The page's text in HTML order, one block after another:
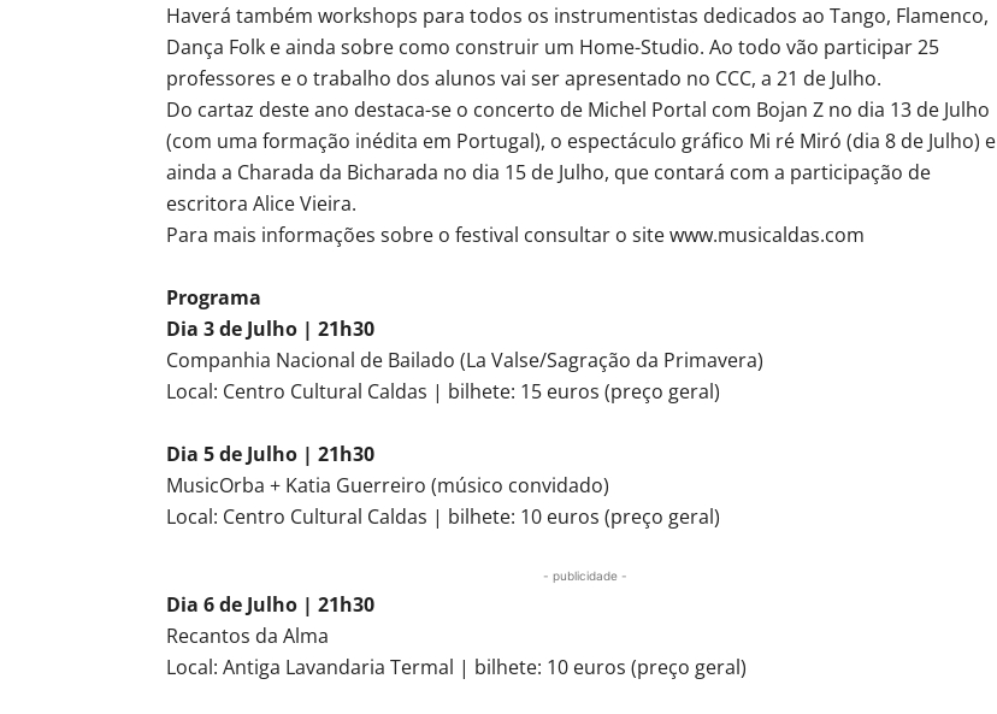
Haverá também workshops para todos os instrumentistas dedicados ao Tango, Flamenco,
Dança Folk e ainda sobre como construir um Home-Studio. Ao todo vão participar 25
professores e o trabalho dos alunos vai ser apresentado no CCC, a 21 de Julho.
Do cartaz deste ano destaca-se o concerto de Michel Portal com Bojan Z no dia 13 de Julho
(com uma formação inédita em Portugal), o espectáculo gráfico Mi ré Miró (dia 8 de Julho) e
ainda a Charada da Bicharada no dia 15 de Julho, que contará com a participação de
escritora Alice Vieira.
Para mais informações sobre o festival consultar o site www.musicaldas.com
Programa
Dia 3 de Julho | 21h30
Companhia Nacional de Bailado (La Valse/Sagração da Primavera)
Local: Centro Cultural Caldas | bilhete: 15 euros (preço geral)
Dia 5 de Julho | 21h30
MusicOrba + Katia Guerreiro (músico convidado)
Local: Centro Cultural Caldas | bilhete: 10 euros (preço geral)
- publicidade -
Dia 6 de Julho | 21h30
Recantos da Alma
Local: Antiga Lavandaria Termal | bilhete: 10 euros (preço geral)